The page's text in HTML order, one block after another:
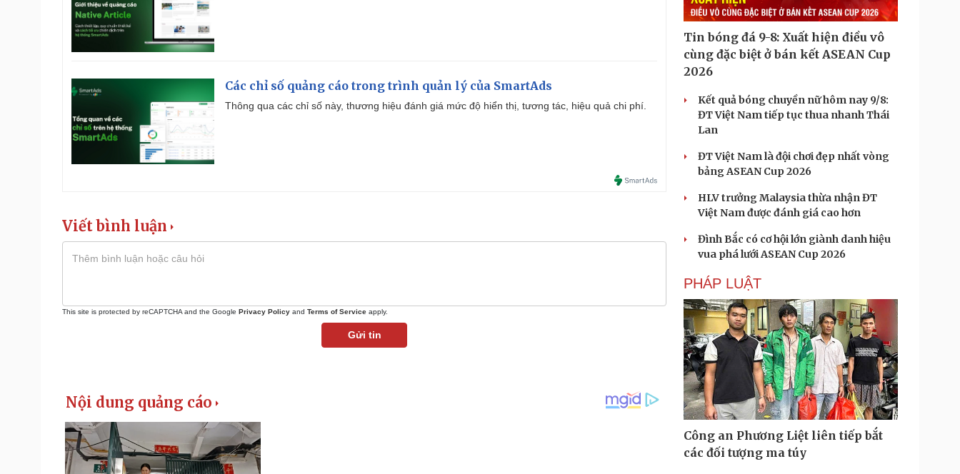
Các chỉ số quảng cáo trong trình quản lý của SmartAds
Thông qua các chỉ số này, thương hiệu đánh giá mức độ hiển thị, tương tác, hiệu quả chi phí.
Viết bình luận
This site is protected by reCAPTCHA and the Google Privacy Policy and Terms of Service apply.
Gửi tin
Tin bóng đá 9-8: Xuất hiện điều vô
cùng đặc biệt ở bán kết ASEAN Cup
2026
Kết quả bóng chuyền nữ hôm nay 9/8:
ĐT Việt Nam tiếp tục thua nhanh Thái
Lan
ĐT Việt Nam là đội chơi đẹp nhất vòng
bảng ASEAN Cup 2026
HLV trưởng Malaysia thừa nhận ĐT
Việt Nam được đánh giá cao hơn
Đình Bắc có cơ hội lớn giành danh hiệu
vua phá lưới ASEAN Cup 2026
PHÁP LUẬT
Công an Phương Liệt liên tiếp bắt
các đối tượng ma túy